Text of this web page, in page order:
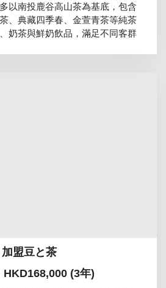
以南投鹿谷高山茶為基底，包含
、典藏四季春、金萱青茶等純茶
奶茶與鮮奶飲品，滿足不同客群
加盟豆と茶
HKD168,000 (3年)